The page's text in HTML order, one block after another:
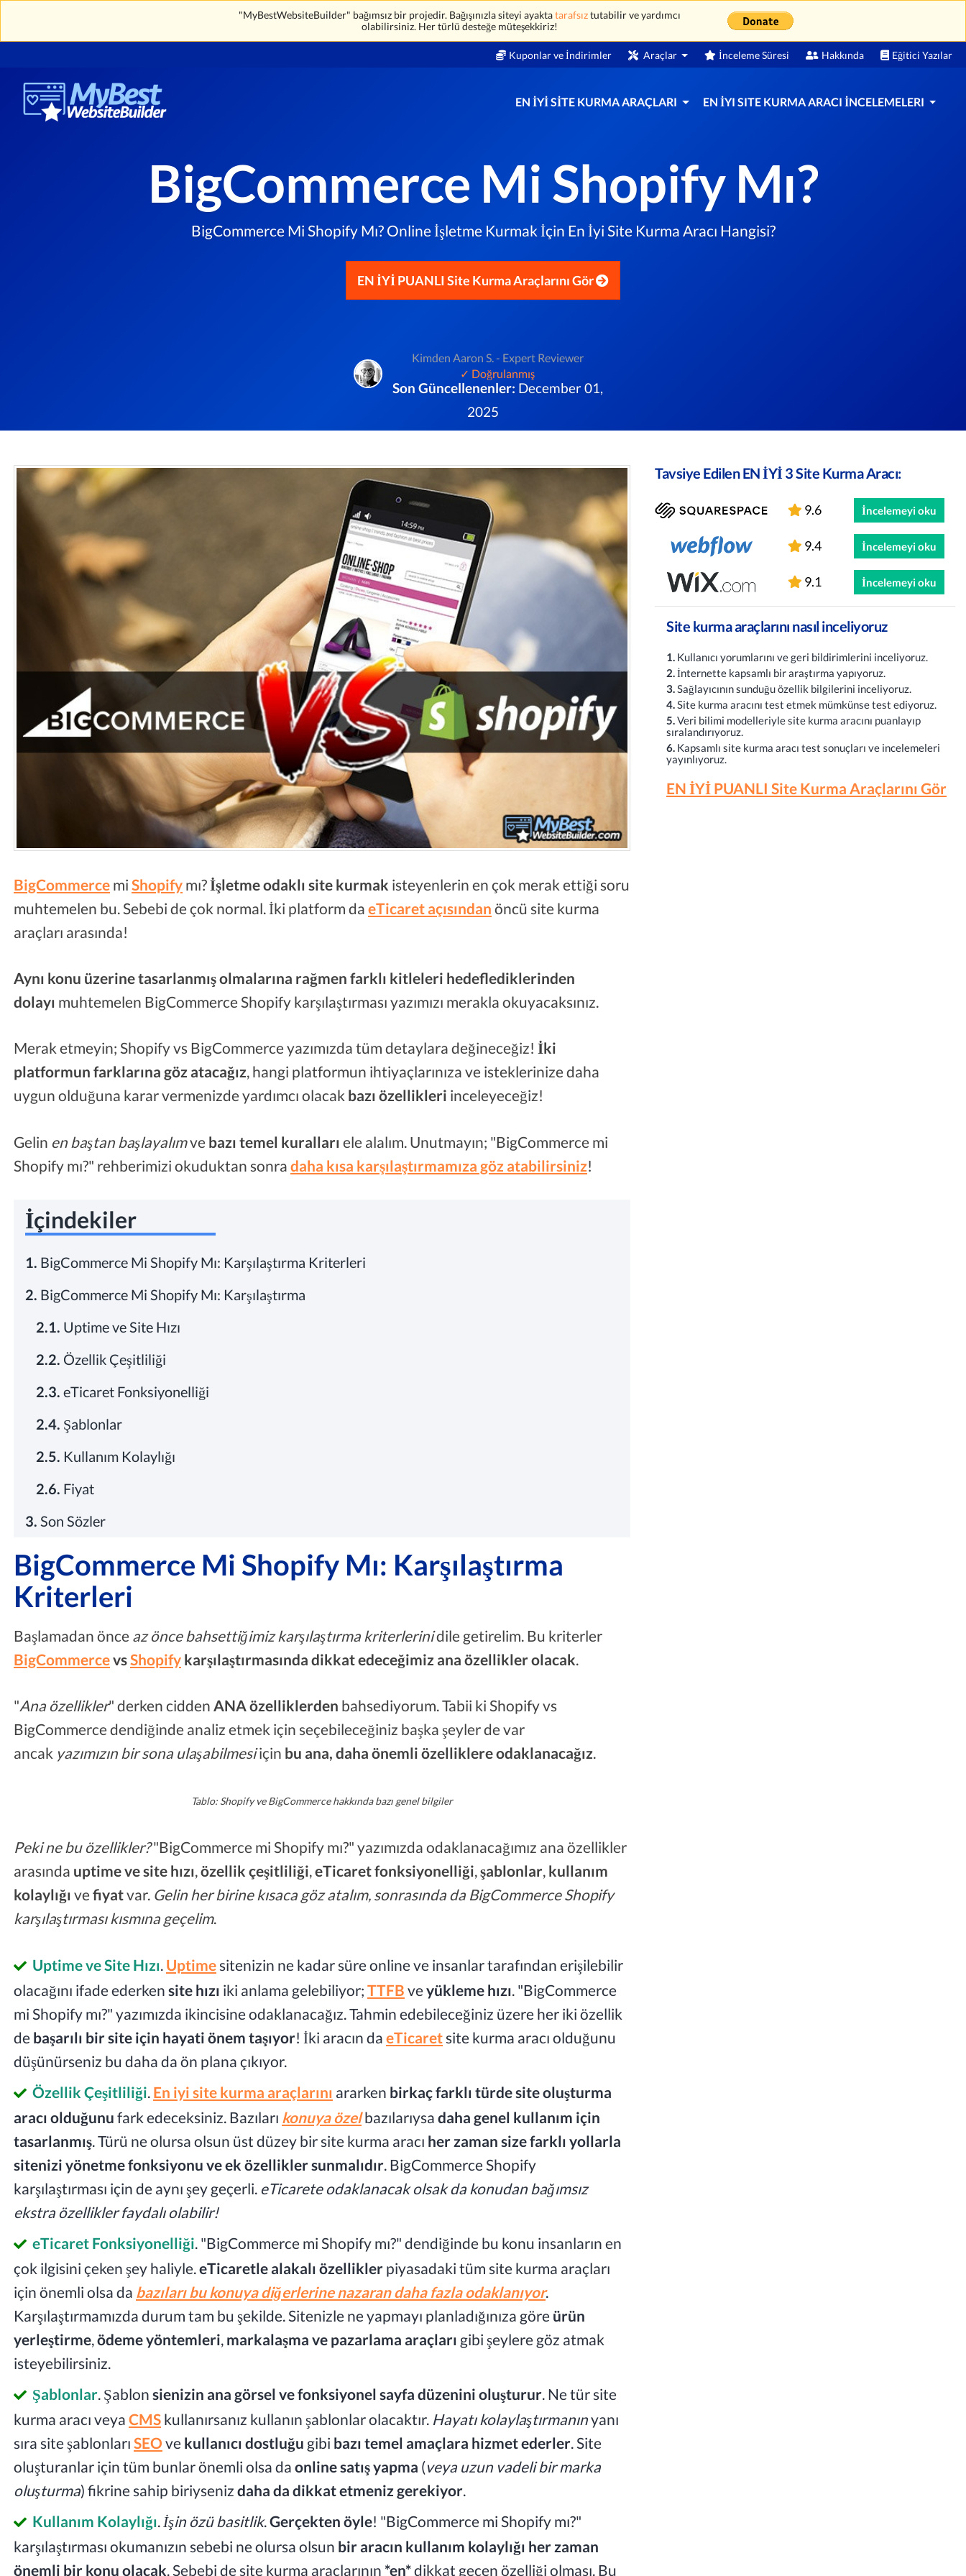
"MyBestWebsiteBuilder" bağımsız bir projedir. Bağışınızla siteyi ayaktatarafsıztutabilir ve yardımcı
olabilirsiniz. Her türlü desteğe müteşekkiriz!
Kuponlar ve İndirimler Araçlar İnceleme Süresi Hakkında Eğitici Yazılar
EN İYI SITE KURMA ARAÇLARI EN İYI SITE KURMA ARACI İNCELEMELERI
BigCommerce Mi Shopify Mı?
BigCommerce Mi Shopify Mı? Online İşletme Kurmak İçin En İyi Site Kurma Aracı Hangisi?
EN İYİ PUANLI Site Kurma Araçlarını Gör
Kimden Aaron S. - Expert Reviewer
✓ Doğrulanmış
Son Güncellenenler: December 01,
2025
BigCommerce mi Shopify mı?İşletme odaklı site kurmak isteyenlerin en çok merak ettiği soru
muhtemelen bu. Sebebi de çok normal. İki platform da eTicaret açısından öncü site kurma
araçları arasında!
Aynı konu üzerine tasarlanmış olmalarına rağmen farklı kitleleri hedeflediklerinden
dolayı muhtemelen BigCommerce Shopify karşılaştırması yazımızı merakla okuyacaksınız.
Merak etmeyin; Shopify vs BigCommerce yazımızda tüm detaylara değineceğiz! İki
platformun farklarına göz atacağız, hangi platformun ihtiyaçlarınıza ve isteklerinize daha
uygun olduğuna karar vermenizde yardımcı olacak bazı özellikleri inceleyeceğiz!
Gelin en baştan başlayalımve bazı temel kuralları ele alalım. Unutmayın; "BigCommerce mi
Shopify mı?" rehberimizi okuduktan sonra daha kısa karşılaştırmamıza göz atabilirsiniz!
İçindekiler
1. BigCommerce Mi Shopify Mı: Karşılaştırma Kriterleri
2. BigCommerce Mi Shopify Mı: Karşılaştırma
2.1. Uptime ve Site Hızı
2.2. Özellik Çeşitliliği
2.3. eTicaret Fonksiyonelliği
2.4. Şablonlar
2.5. Kullanım Kolaylığı
2.6. Fiyat
3. Son Sözler
BigCommerce Mi Shopify Mı: Karşılaştırma
Kriterleri
Başlamadan önce az önce bahsettiğimiz karşılaştırma kriterlerinidile getirelim. Bu kriterler
BigCommercevsShopify karşılaştırmasında dikkat edeceğimiz ana özellikler olacak.
"Ana özellikler" derken cidden ANA özelliklerden bahsediyorum. Tabii ki Shopify vs
BigCommerce dendiğinde analiz etmek için seçebileceğiniz başka şeyler de var
ancak yazımızın bir sona ulaşabilmesiiçin bu ana, daha önemli özelliklere odaklanacağız.
Tablo: Shopify ve BigCommerce hakkında bazı genel bilgiler
Peki ne bu özellikler?"BigCommerce mi Shopify mı?" yazımızda odaklanacağımız ana özellikler
arasında uptime ve site hızı,özellik çeşitliliği,eTicaret fonksiyonelliği,şablonlar, kullanım
kolaylığı ve fiyatvar. Gelin her birine kısaca göz atalım, sonrasında da BigCommerce Shopify
karşılaştırması kısmına geçelim.
Uptime ve Site Hızı. Uptime sitenizin ne kadar süre online ve insanlar tarafından erişilebilir
olacağını ifade ederken site hızı iki anlama gelebiliyor; TTFB veyükleme hızı. "BigCommerce
mi Shopify mı?" yazımızda ikincisine odaklanacağız. Tahmin edebileceğiniz üzere her iki özellik
de başarılı bir site için hayati önem taşıyor! İki aracın da eTicaret site kurma aracı olduğunu
düşünürseniz bu daha da ön plana çıkıyor.
Özellik Çeşitliliği. En iyi site kurma araçlarını ararken birkaç farklı türde site oluşturma
aracı olduğunu fark edeceksiniz. Bazıları konuya özelbazılarıysa daha genel kullanım için
tasarlanmış. Türü ne olursa olsun üst düzey bir site kurma aracı her zaman size farklı yollarla
sitenizi yönetme fonksiyonu ve ek özellikler sunmalıdır. BigCommerce Shopify
karşılaştırması için de aynı şey geçerli. eTicarete odaklanacak olsak da konudan bağımsız
ekstra özellikler faydalı olabilir!
eTicaret Fonksiyonelliği. "BigCommerce mi Shopify mı?" dendiğinde bu konu insanların en
çok ilgisini çeken şey haliyle. eTicaretle alakalı özellikler piyasadaki tüm site kurma araçları
için önemli olsa da bazıları bu konuya diğerlerine nazaran daha fazla odaklanıyor.
Karşılaştırmamızda durum tam bu şekilde. Sitenizle ne yapmayı planladığınıza göre ürün
yerleştirme, ödeme yöntemleri, markalaşma ve pazarlama araçları gibi şeylere göz atmak
isteyebilirsiniz.
Şablonlar. Şablon sienizin ana görsel ve fonksiyonel sayfa düzenini oluşturur. Ne tür site
kurma aracı veya CMS kullanırsanız kullanın şablonlar olacaktır. Hayatı kolaylaştırmanınyanı
sıra site şablonları SEO ve kullanıcı dostluğu gibi bazı temel amaçlara hizmet ederler. Site
oluşturanlar için tüm bunlar önemli olsa da online satış yapma (veya uzun vadeli bir marka
oluşturma) fikrine sahip biriyseniz daha da dikkat etmeniz gerekiyor.
Kullanım Kolaylığı. İşin özü basitlik. Gerçekten öyle! "BigCommerce mi Shopify mı?"
karşılaştırması okumanızın sebebi ne olursa olsun bir aracın kullanım kolaylığı her zaman
önemli bir konu olacak. Sebebi de site kurma araçlarının *en*dikkat geçen özelliği olması. Bu
Tavsiye Edilen EN İYİ 3 Site Kurma Aracı:
9.6 İncelemeyi oku
9.4 İncelemeyi oku
9.1 İncelemeyi oku
Site kurma araçlarını nasıl inceliyoruz
1. Kullanıcı yorumlarını ve geri bildirimlerini inceliyoruz.
2.İnternette kapsamlı bir araştırma yapıyoruz.
3.Sağlayıcının sunduğu özellik bilgilerini inceliyoruz.
4.Site kurma aracını test etmek mümkünse test ediyoruz.
5.Veri bilimi modelleriyle site kurma aracını puanlayıp
sıralandırıyoruz.
6. Kapsamlı site kurma aracı test sonuçları ve incelemeleri
yayınlıyoruz.
EN İYİ PUANLI Site Kurma Araçlarını Gör